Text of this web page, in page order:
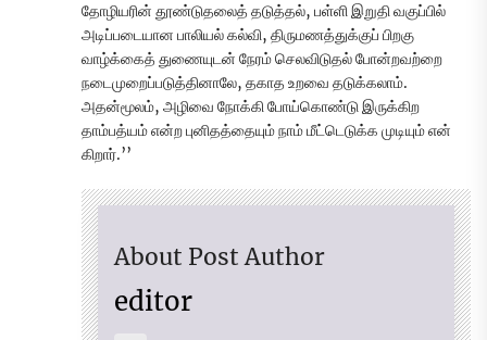
தோழியரின் தூண்டுதலைத் தடுத்தல், பள்ளி இறுதி வகுப்பில்
அடிப்படையான பாலியல் கல்வி, திருமணத்துக்குப் பிறகு
வாழ்க்கைத் துணையுடன் நேரம் செலவிடுதல் போன்றவற்றை
நடைமுறைப்படுத்தினாலே, தகாத உறவை தடுக்கலாம்.
அதன்மூலம், அழிவை நோக்கி போய்கொண்டு இருக்கிற
தாம்பத்யம் என்ற புனிதத்தையும் நாம் மீட்டெடுக்க முடியும் என்
கிறார்.’’
About Post Author
editor